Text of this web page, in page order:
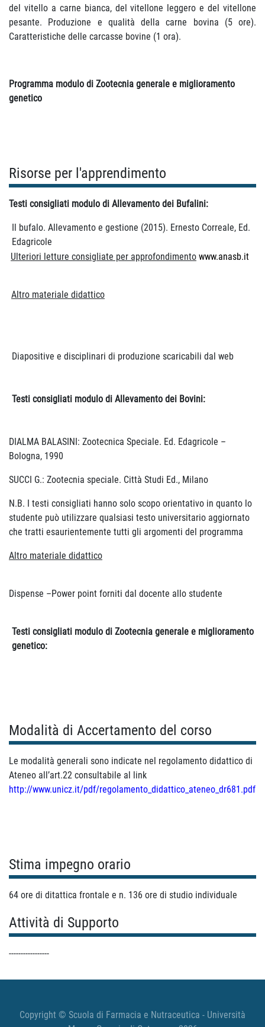
del vitello a carne bianca, del vitellone leggero e del vitellone
pesante. Produzione e qualità della carne bovina (5 ore).
Caratteristiche delle carcasse bovine (1 ora).
Programma modulo di Zootecnia generale e miglioramento
genetico
Risorse per l'apprendimento
Testi consigliati modulo di Allevamento dei Bufalini:
Il bufalo. Allevamento e gestione (2015). Ernesto Correale, Ed.
Edagricole
Ulteriori letture consigliate per approfondimento www.anasb.it
Altro materiale didattico
Diapositive e disciplinari di produzione scaricabili dal web
Testi consigliati modulo di Allevamento dei Bovini:
DIALMA BALASINI: Zootecnica Speciale. Ed. Edagricole –
Bologna, 1990
SUCCI G.: Zootecnia speciale. Città Studi Ed., Milano
N.B. I testi consigliati hanno solo scopo orientativo in quanto lo
studente può utilizzare qualsiasi testo universitario aggiornato
che tratti esaurientemente tutti gli argomenti del programma
Altro materiale didattico
Dispense –Power point forniti dal docente allo studente
Testi consigliati modulo di Zootecnia generale e miglioramento
genetico:
Modalità di Accertamento del corso
Le modalità generali sono indicate nel regolamento didattico di
Ateneo all’art.22 consultabile al link
http://www.unicz.it/pdf/regolamento_didattico_ateneo_dr681.pdf
Stima impegno orario
64 ore di ditattica frontale e n. 136 ore di studio individuale
Attività di Supporto
-----------------
Copyright © Scuola di Farmacia e Nutraceutica - Università